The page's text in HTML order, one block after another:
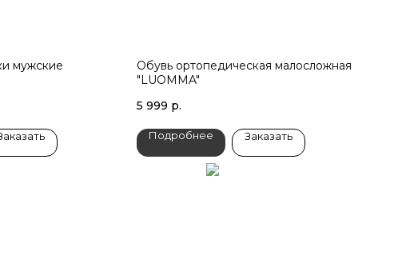
мужские
Обувь ортопедическая малосложная
"LUOMMA"
5 999 р.
Подробнее Заказать